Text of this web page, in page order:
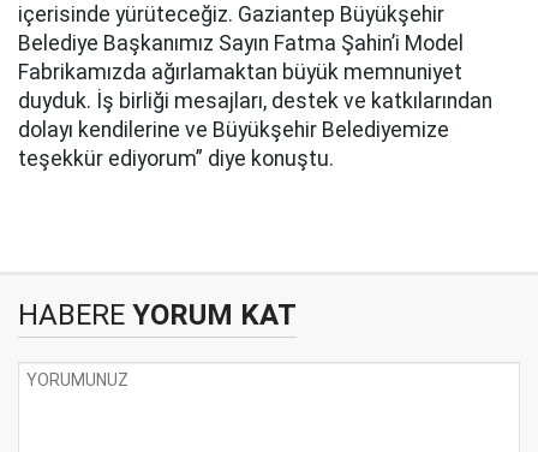
içerisinde yürüteceğiz. Gaziantep Büyükşehir
Belediye Başkanımız Sayın Fatma Şahin’i Model
Fabrikamızda ağırlamaktan büyük memnuniyet
duyduk. İş birliği mesajları, destek ve katkılarından
dolayı kendilerine ve Büyükşehir Belediyemize
teşekkür ediyorum” diye konuştu.
HABERE YORUM KAT